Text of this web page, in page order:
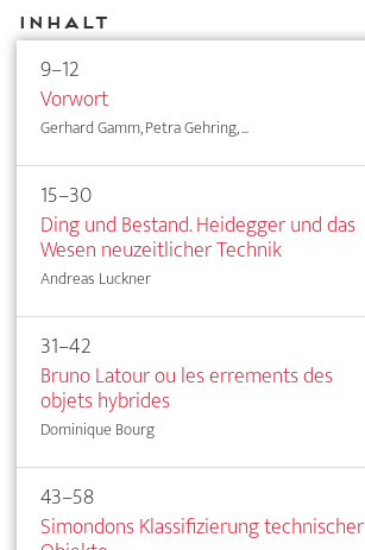
Inhalt
9–12
Vorwort
Gerhard Gamm, Petra Gehring, ...
15–30
Ding und Bestand. Heidegger und das
Wesen neuzeitlicher Technik
Andreas Luckner
31–42
Bruno Latour ou les errements des
objets hybrides
Dominique Bourg
43–58
Simondons Klassifizierung technischer